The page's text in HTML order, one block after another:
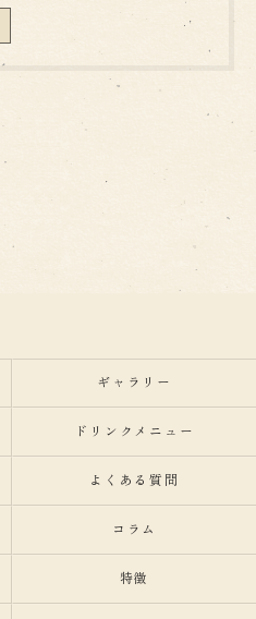
ギャラリー
ドリンクメニュー
よくある質問
コラム
特徴